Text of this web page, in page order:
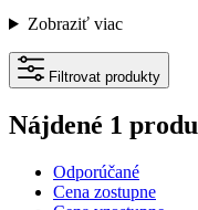
Zobraziť viac
Filtrovat produkty
Nájdené 1
Odporúčané
Cena zostupne